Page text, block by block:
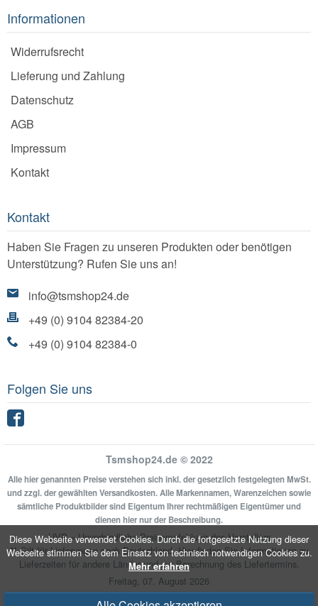
Diese Webseite verwendet Cookies. Durch die fortgesetzte Nutzung dieser
Webseite stimmen Sie dem Einsatz von technisch notwendigen Cookies zu.
Mehr erfahren
Informationen
Widerrufsrecht
Lieferung und Zahlung
Datenschutz
AGB
Impressum
Kontakt
Kontakt
Haben Sie Fragen zu unseren Produkten oder benötigen
Unterstützung? Rufen Sie uns an!
info@tsmshop24.de
+49 (0) 9104 82384-20
+49 (0) 9104 82384-0
Folgen Sie uns
Tsmshop24.de © 2022
Alle hier genannten Preise verstehen sich inkl. der gesetzlich festgelegten MwSt.
und zzgl. der gewählten Versandkosten. Alle Markennamen, Warenzeichen sowie
sämtliche Produktbilder sind Eigentum Ihrer rechtmäßigen Eigentümer und
dienen hier nur der Beschreibung.
UVP = Unverbindliche Preisempfehlung des Herstellers
** Gilt für Lieferungen nach Deutschland.Hierfinden Sie Informationen zu
Lieferzeiten für andere Länder und zur Berechnung des Liefertermins.
Freitag, 07. August 2026